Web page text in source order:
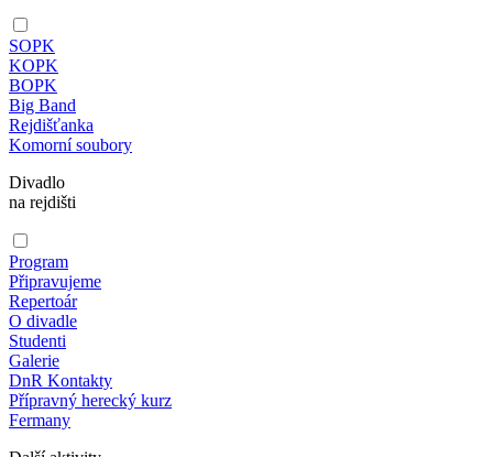
SOPK
KOPK
BOPK
Big Band
Rejdišťanka
Komorní soubory
Divadlo
na rejdišti
Program
Připravujeme
Repertoár
O divadle
Studenti
Galerie
DnR Kontakty
Přípravný herecký kurz
Fermany